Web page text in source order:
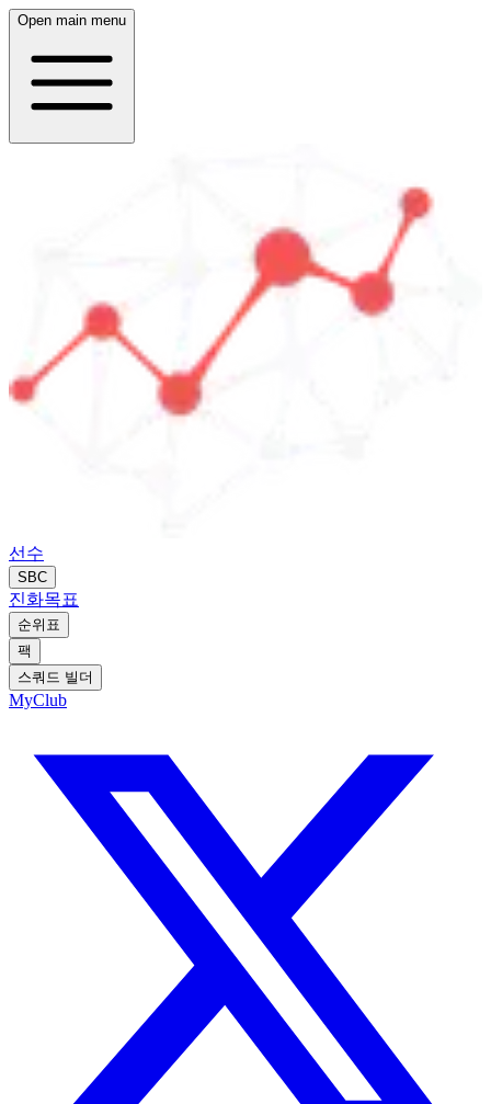
Open main menu
선수
SBC
진화목표
순위표
팩
스쿼드 빌더
MyClub